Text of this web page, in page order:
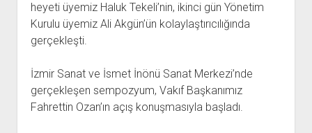
HİKMET KIVILCIMLI KİTAPLIĞI
1940’LI YILLAR KİTAPLIĞI
YURTDIŞI KİTAPLIĞI
açılır
menüyü
heyeti üyemiz Haluk Tekeli’nin, ikinci gün Yönetim
Kurulu üyemiz Ali Akgün’ün kolaylaştırıcılığında
gerçekleşti.
İzmir Sanat ve İsmet İnönü Sanat Merkezi’nde
gerçekleşen sempozyum, Vakıf Başkanımız
Fahrettin Ozan’ın açış konuşmasıyla başladı.